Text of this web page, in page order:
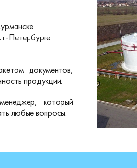
Петербурге
документов,
продукции.
который
любые вопросы.